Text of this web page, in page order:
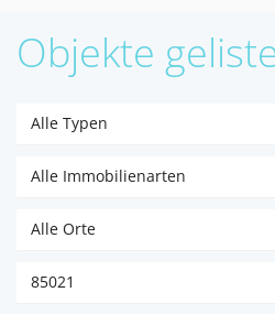
Objekte
Alle Typen
Alle Immobilienarten
Alle Orte
85021